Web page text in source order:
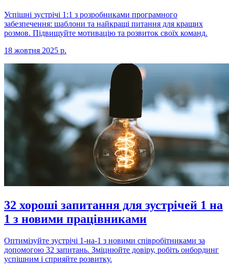
Успішні зустрічі 1:1 з розробниками програмного
забезпечення: шаблони та найкращі питання для кращих
розмов. Підвищуйте мотивацію та розвиток своїх команд.
18 жовтня 2025 р.
32 хороші запитання для зустрічей 1 на
1 з новими працівниками
Оптимізуйте зустрічі 1-на-1 з новими співробітниками за
допомогою 32 запитань. Зміцнюйте довіру, робіть онбординг
успішним і сприяйте розвитку.